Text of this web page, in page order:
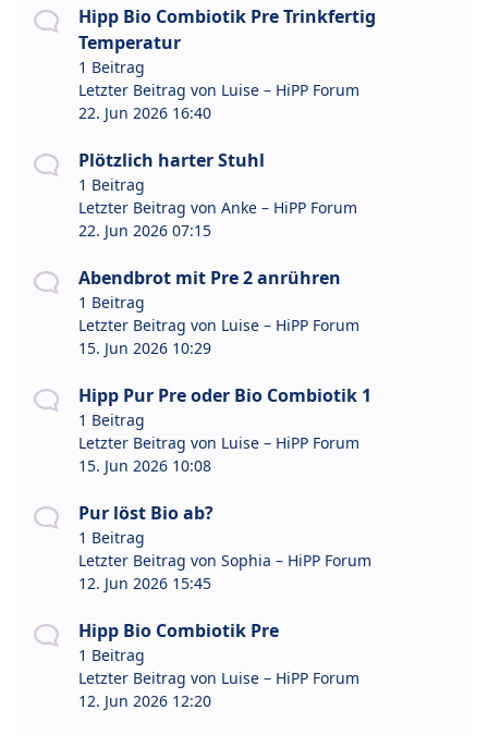
Hipp Bio Combiotik Pre Trinkfertig
Temperatur
1 Beitrag
Letzter Beitrag von Luise – HiPP Forum
22. Jun 2026 16:40
Plötzlich harter Stuhl
1 Beitrag
Letzter Beitrag von Anke – HiPP Forum
22. Jun 2026 07:15
Abendbrot mit Pre 2 anrühren
1 Beitrag
Letzter Beitrag von Luise – HiPP Forum
15. Jun 2026 10:29
Hipp Pur Pre oder Bio Combiotik 1
1 Beitrag
Letzter Beitrag von Luise – HiPP Forum
15. Jun 2026 10:08
Pur löst Bio ab?
1 Beitrag
Letzter Beitrag von Sophia – HiPP Forum
12. Jun 2026 15:45
Hipp Bio Combiotik Pre
1 Beitrag
Letzter Beitrag von Luise – HiPP Forum
12. Jun 2026 12:20